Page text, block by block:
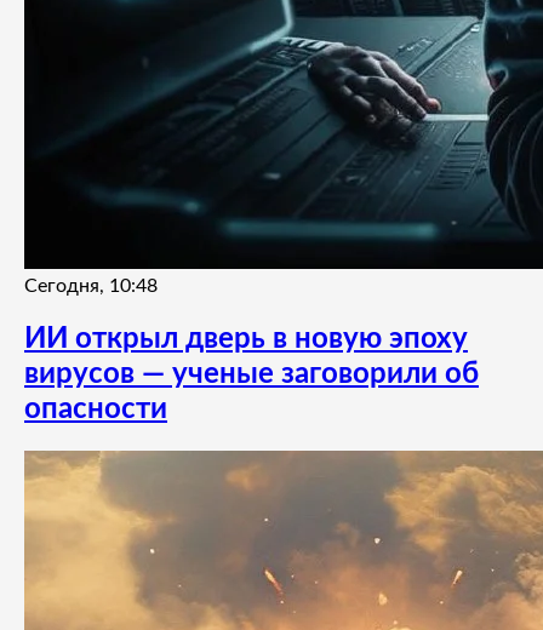
Сегодня, 10:48
ИИ открыл дверь в новую эпоху
вирусов — ученые заговорили об
опасности